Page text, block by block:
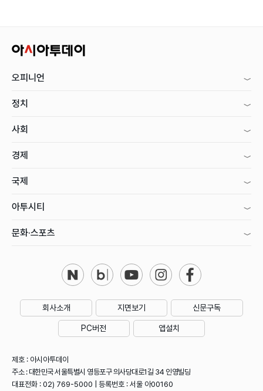
오피니언
정치
사회
경제
국제
아투시티
문화·스포츠
회사소개 지면보기 신문구독
PC버전 앱설치
제호 : 아시아투데이
주소 : 대한민국 서울특별시 영등포구 의사당대로1길 34 인영빌딩
대표전화 : 02) 769-5000 | 등록번호 : 서울 아00160